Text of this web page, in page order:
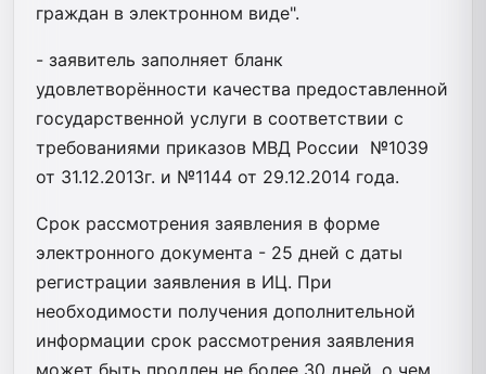
граждан в электронном виде".
- заявитель заполняет бланк
удовлетворённости качества предоставленной
государственной услуги в соответствии с
требованиями приказов МВД России №1039
от 31.12.2013г. и №1144 от 29.12.2014 года.
Срок рассмотрения заявления в форме
электронного документа - 25 дней с даты
регистрации заявления в ИЦ. При
необходимости получения дополнительной
информации срок рассмотрения заявления
может быть продлен не более 30 дней, о чем